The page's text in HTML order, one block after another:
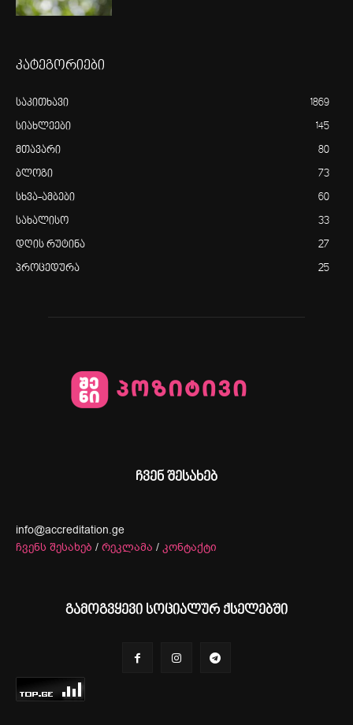
კატეგორიები
საკითხავი 1869
სიახლეები 145
მთავარი 80
ბლოგი 73
სხვა-ამბები 60
სახალისო 33
დღის რუტინა 27
პროცედურა 25
ჩვენ შესახებ
info@accreditation.ge
ჩვენს შესახებ / რეკლამა / კონტაქტი
გამოგვყევი სოციალურ ქსელებში